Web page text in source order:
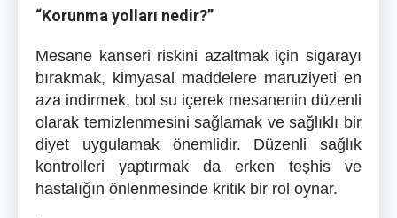
“Korunma yolları nedir?”
Mesane kanseri riskini azaltmak için sigarayı
bırakmak, kimyasal maddelere maruziyeti en
aza indirmek, bol su içerek mesanenin düzenli
olarak temizlenmesini sağlamak ve sağlıklı bir
diyet uygulamak önemlidir. Düzenli sağlık
kontrolleri yaptırmak da erken teşhis ve
hastalığın önlenmesinde kritik bir rol oynar.